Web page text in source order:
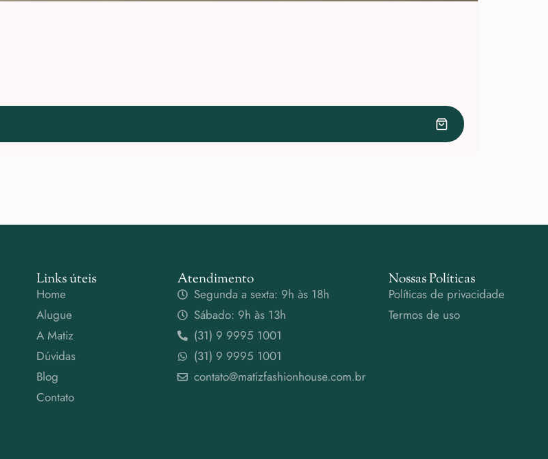
Links úteis
Home
Alugue
A Matiz
Dúvidas
Blog
Contato
Atendimento
Segunda a sexta: 9h às 18h
Sábado: 9h às 13h
(31) 9 9995 1001
(31) 9 9995 1001
contato@matizfashionhouse.com.br
Nossas Políticas
Políticas de privacidade
Termos de uso